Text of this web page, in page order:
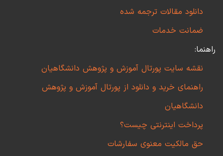
دانلود مقالات ترجمه شده
ضمانت خدمات
راهنما:
نقشه سایت پورتال آموزش و پژوهش دانشگاهیان
راهنمای خرید و دانلود از پورتال آموزش و پژوهش
دانشگاهیان
پرداخت اینترنتی چیست؟
حق مالکیت معنوی سفارشات